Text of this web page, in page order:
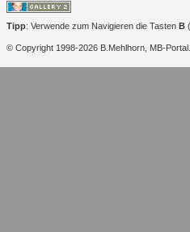
Tipp: Verwende zum Navigieren die Tasten B
© Copyright 1998-2026 B.Mehlhorn, MB-